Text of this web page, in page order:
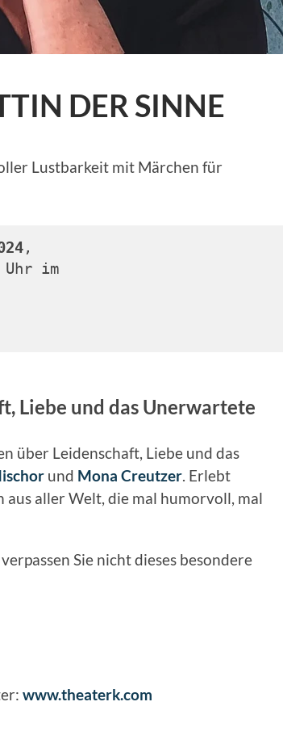
DER SINNE
Lustbarkeit mit Märchen für
,
im
Liebe und das Unerwartete
über Leidenschaft, Liebe und das
und Mona Creutzer. Erlebt
aller Welt, die mal humorvoll, mal
Sie nicht dieses besondere
www.theaterk.com